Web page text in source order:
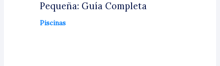
Pequeña: Guía Completa
Piscinas